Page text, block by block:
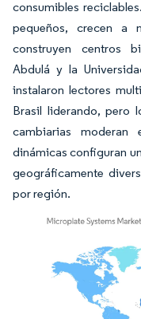
consumibles
pequeños, crecen a
construyen centros
Abdulá y la
instalaron lectores
Brasil liderando, pero
cambiarias moderan
dinámicas configuran
geográficamente
por región.